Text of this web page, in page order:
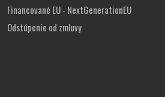
Financované EU - NextGenerationEU
Odstúpenie od zmluvy